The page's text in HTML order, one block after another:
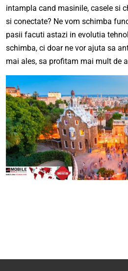
intampla cand masinile, casele si
si conectate? Ne vom schimba
pasii facuti astazi in evolutia
schimba, ci doar ne vor ajuta sa
mai ales, sa profitam mai mult de